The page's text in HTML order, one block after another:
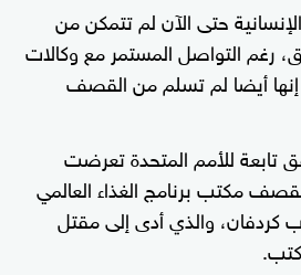
حتى الآن لم تتمكن من
رغم التواصل المستمر مع وكالات
إنها أيضا لم تسلم من القصف
للأمم المتحدة تعرضت
مكتب برنامج الغذاء العالمي
والذي أدى إلى مقتل